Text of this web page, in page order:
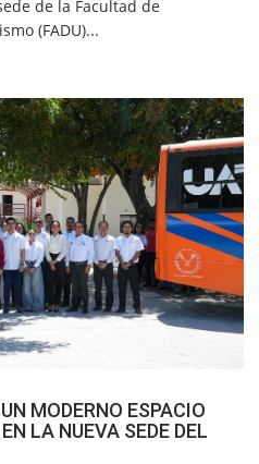
de la Facultad de
(FADU)...
MODERNO ESPACIO
LA NUEVA SEDE DEL